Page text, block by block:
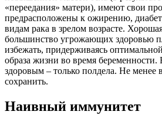
«переедания» матери), имеют свои
предрасположены к ожирению,
видам рака в зрелом возрасте.
большинство угрожающих здоровью
избежать, придерживаясь
образа жизни во время беременности.
здоровым – только полдела. Не менее
сохранить.
Наивный иммунитет